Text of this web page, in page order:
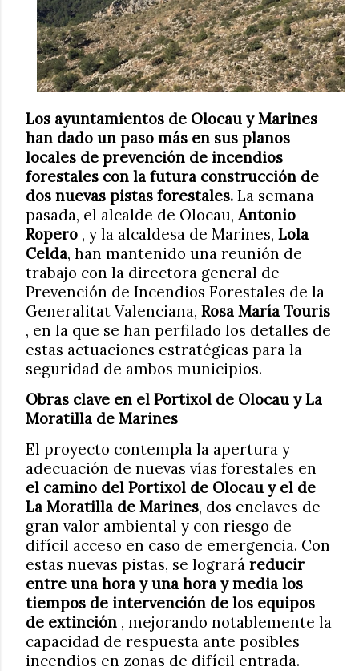
Los ayuntamientos de Olocau y Marines
han dado un paso más en sus planos
locales de prevención de incendios
forestales con la futura construcción de
dos nuevas pistas forestales. La semana
pasada, el alcalde de Olocau, Antonio
Ropero , y la alcaldesa de Marines, Lola
Celda, han mantenido una reunión de
trabajo con la directora general de
Prevención de Incendios Forestales de la
Generalitat Valenciana, Rosa María Touris
, en la que se han perfilado los detalles de
estas actuaciones estratégicas para la
seguridad de ambos municipios.
Obras clave en el Portixol de Olocau y La
Moratilla de Marines
El proyecto contempla la apertura y
adecuación de nuevas vías forestales en
el camino del Portixol de Olocau y el de
La Moratilla de Marines, dos enclaves de
gran valor ambiental y con riesgo de
difícil acceso en caso de emergencia. Con
estas nuevas pistas, se logrará reducir
entre una hora y una hora y media los
tiempos de intervención de los equipos
de extinción , mejorando notablemente la
capacidad de respuesta ante posibles
incendios en zonas de difícil entrada.